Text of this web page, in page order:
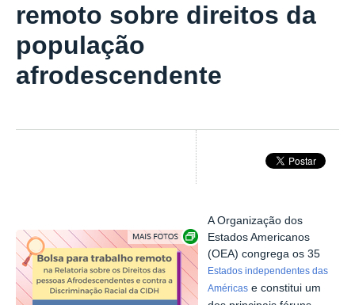
remoto sobre direitos da
população
afrodescendente
Exibir carrossel de imagens
A Organização dos
Estados Americanos
(OEA) congrega os 35
Estados independentes das
Américas e constitui um